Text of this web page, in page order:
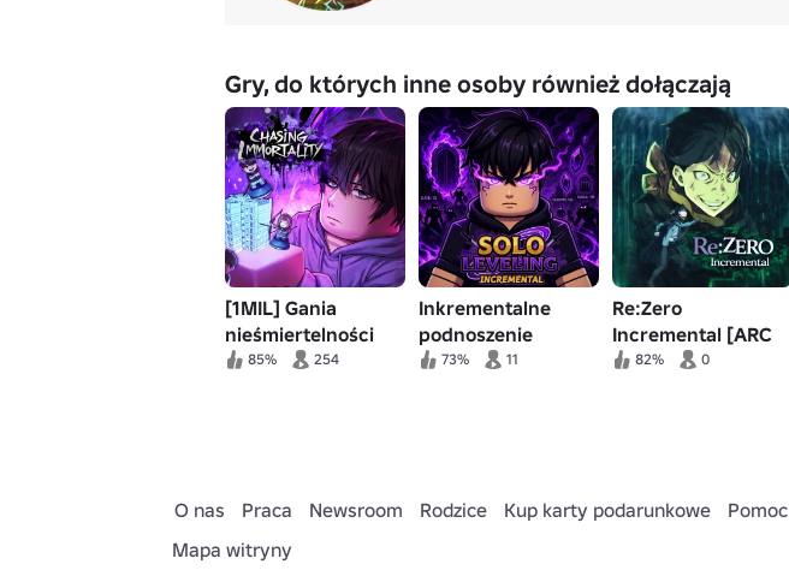
Gry, do których inne osoby również dołączają
[1MIL] Gania
nieśmiertelności
85% 254
Inkrementalne
podnoszenie
poziomu solo
73% 11
Re:Zero
Incremental [ARC
6] 82% 0
O nas Praca Newsroom Rodzice Kup karty podarunkowe Pomoc
Mapa witryny